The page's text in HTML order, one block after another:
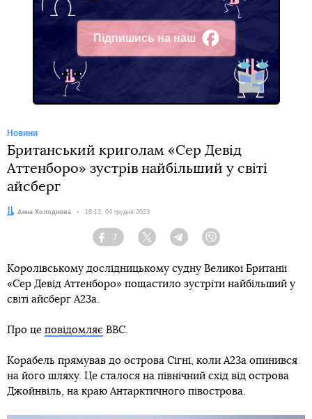
Підпишись на наш
Facebook
Новини
Британський криголам «Сер Девід
Аттенборо» зустрів найбільший у світі
айсберг
Автор:
Анна Холоднова Дата:
18:13, 04 грудня 2023
Facebook
7
Twitter TelegramViber
Королівському дослідницькому судну Великої Британії
«Сер Девід Аттенборо» пощастило зустріти найбільший у
світі айсберг A23a.
Про це повідомляє BBC.
Корабель прямував до острова Сігні, коли A23a опинився
на його шляху. Це сталося на північний схід від острова
Джойнвіль, на краю Антарктичного півострова.